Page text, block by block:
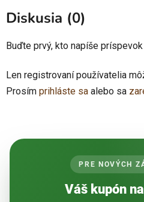
Diskusia (0)
Buďte prvý, kto napíše
Len registrovaní používatelia
Prosím prihláste sa alebo sa
PRE NOVÝCH
Váš kupón